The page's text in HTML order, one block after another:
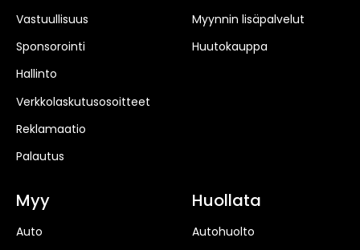
Vastuullisuus
Sponsorointi
Hallinto
Verkkolaskutusosoitteet
Reklamaatio
Palautus
Myynnin lisäpalvelut
Huutokauppa
Myy
Auto
Huollata
Autohuolto